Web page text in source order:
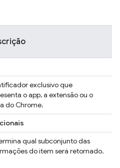
exclusivo que
o app, a extensão ou o
do Chrome.
qual subconjunto das
do item será retornado.